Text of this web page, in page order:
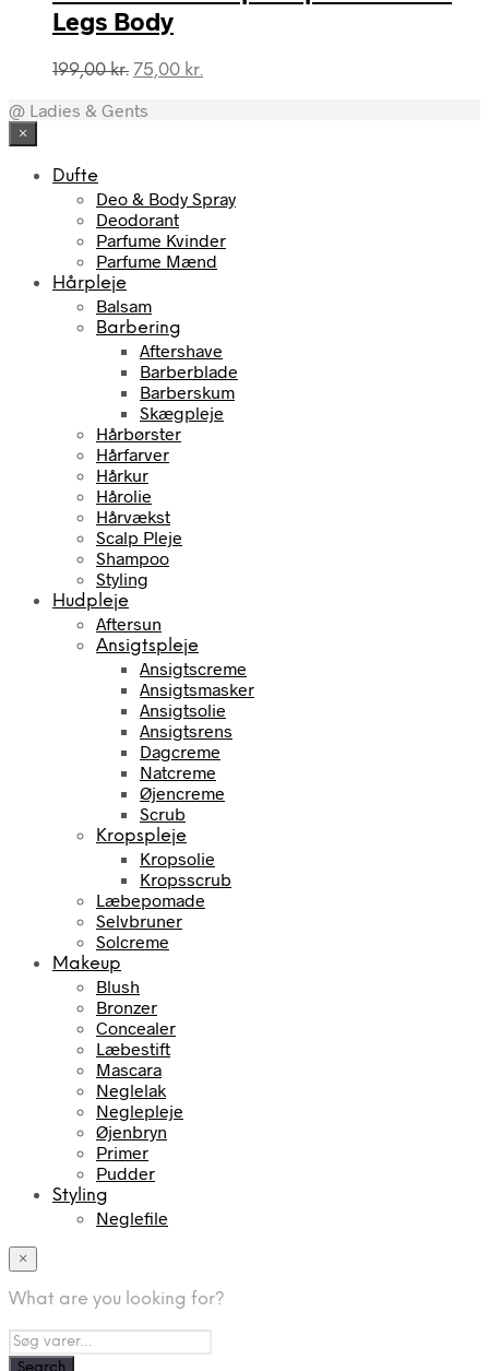
Legs Body
199,00kr. Den
pris
75,00 kr.
@ Ladies & Gents
×
Dufte
Deo & Body Spray
Deodorant
Parfume Kvinder
Parfume Mænd
Hårpleje
Balsam
Barbering
Aftershave
Barberblade
Barberskum
Skægpleje
Hårbørster
Hårfarver
Hårkur
Hårolie
Hårvækst
Scalp Pleje
Shampoo
Styling
Hudpleje
Aftersun
Ansigtspleje
Ansigtscreme
Ansigtsmasker
Ansigtsolie
Ansigtsrens
Dagcreme
Natcreme
Øjencreme
Scrub
Kropspleje
Kropsolie
Kropsscrub
Læbepomade
Selvbruner
Solcreme
Makeup
Blush
Bronzer
Concealer
Læbestift
Mascara
Neglelak
Neglepleje
Øjenbryn
Primer
Pudder
Styling
Neglefile
×
What are you looking for?